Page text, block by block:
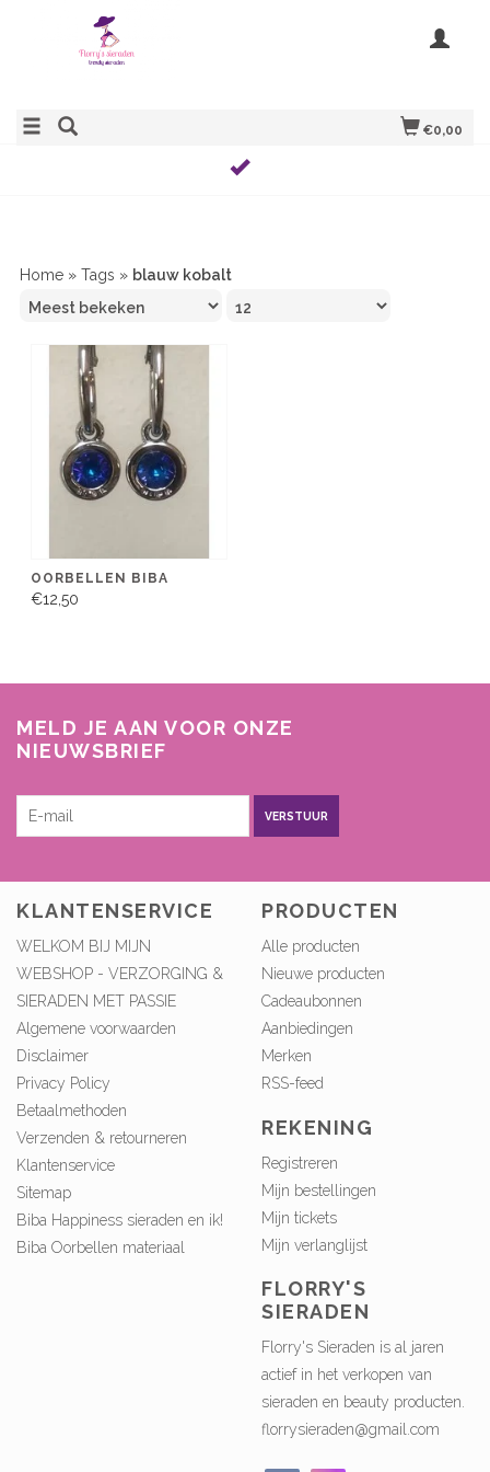
€0,00
Home » Tags » blauw kobalt
OORBELLEN BIBA
€12,50
MELD JE AAN VOOR ONZE
NIEUWSBRIEF
VERSTUUR
KLANTENSERVICE
WELKOM BIJ MIJN
WEBSHOP - VERZORGING &
SIERADEN MET PASSIE
Algemene voorwaarden
Disclaimer
Privacy Policy
Betaalmethoden
Verzenden & retourneren
Klantenservice
Sitemap
Biba Happiness sieraden en ik!
Biba Oorbellen materiaal
PRODUCTEN
Alle producten
Nieuwe producten
Cadeaubonnen
Aanbiedingen
Merken
RSS-feed
REKENING
Registreren
Mijn bestellingen
Mijn tickets
Mijn verlanglijst
FLORRY'S
SIERADEN
Florry's Sieraden is al jaren
actief in het verkopen van
sieraden en beauty producten.
florrysieraden@gmail.com